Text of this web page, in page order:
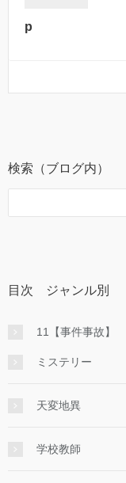
p
検索（ブログ内）
目次 ジャンル別
11【事件事故】
ミステリー
天変地異
学校教師